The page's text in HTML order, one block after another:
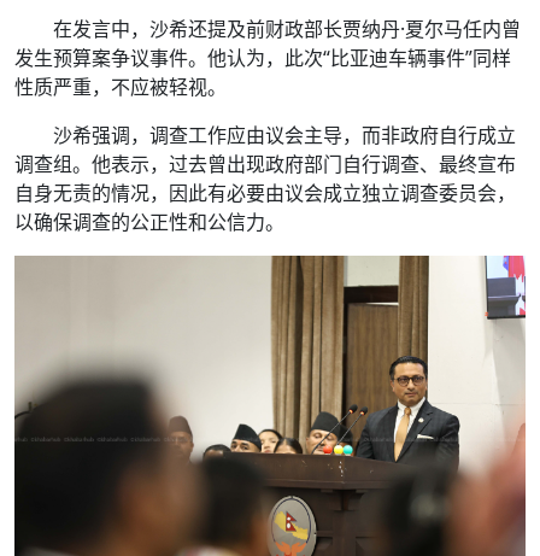
在发言中，沙希还提及前财政部长贾纳丹·夏尔马任内曾
发生预算案争议事件。他认为，此次“比亚迪车辆事件”同样
性质严重，不应被轻视。
沙希强调，调查工作应由议会主导，而非政府自行成立
调查组。他表示，过去曾出现政府部门自行调查、最终宣布
自身无责的情况，因此有必要由议会成立独立调查委员会，
以确保调查的公正性和公信力。